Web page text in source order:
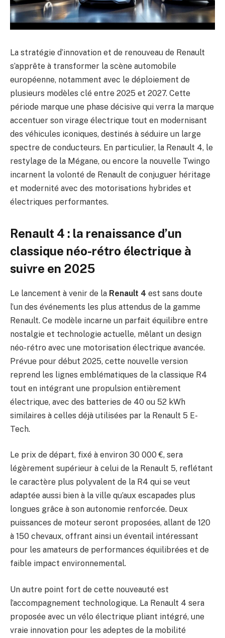
La stratégie d’innovation et de renouveau de Renault
s’apprête à transformer la scène automobile
européenne, notamment avec le déploiement de
plusieurs modèles clé entre 2025 et 2027. Cette
période marque une phase décisive qui verra la marque
accentuer son virage électrique tout en modernisant
des véhicules iconiques, destinés à séduire un large
spectre de conducteurs. En particulier, la Renault 4, le
restylage de la Mégane, ou encore la nouvelle Twingo
incarnent la volonté de Renault de conjuguer héritage
et modernité avec des motorisations hybrides et
électriques performantes.
Renault 4 : la renaissance d’un
classique néo-rétro électrique à
suivre en 2025
Le lancement à venir de la Renault 4 est sans doute
l’un des événements les plus attendus de la gamme
Renault. Ce modèle incarne un parfait équilibre entre
nostalgie et technologie actuelle, mêlant un design
néo-rétro avec une motorisation électrique avancée.
Prévue pour début 2025, cette nouvelle version
reprend les lignes emblématiques de la classique R4
tout en intégrant une propulsion entièrement
électrique, avec des batteries de 40 ou 52 kWh
similaires à celles déjà utilisées par la Renault 5 E-
Tech.
Le prix de départ, fixé à environ 30 000 €, sera
légèrement supérieur à celui de la Renault 5, reflétant
le caractère plus polyvalent de la R4 qui se veut
adaptée aussi bien à la ville qu’aux escapades plus
longues grâce à son autonomie renforcée. Deux
puissances de moteur seront proposées, allant de 120
à 150 chevaux, offrant ainsi un éventail intéressant
pour les amateurs de performances équilibrées et de
faible impact environnemental.
Un autre point fort de cette nouveauté est
l’accompagnement technologique. La Renault 4 sera
proposée avec un vélo électrique pliant intégré, une
vraie innovation pour les adeptes de la mobilité